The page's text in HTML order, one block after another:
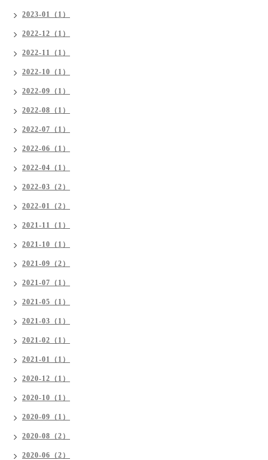
2023-01（1）
2022-12（1）
2022-11（1）
2022-10（1）
2022-09（1）
2022-08（1）
2022-07（1）
2022-06（1）
2022-04（1）
2022-03（2）
2022-01（2）
2021-11（1）
2021-10（1）
2021-09（2）
2021-07（1）
2021-05（1）
2021-03（1）
2021-02（1）
2021-01（1）
2020-12（1）
2020-10（1）
2020-09（1）
2020-08（2）
2020-06（2）